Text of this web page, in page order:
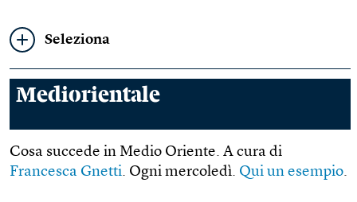
Seleziona
Mediorientale
Cosa succede in Medio Oriente. A cura di
Francesca Gnetti. Ogni mercoledì. Qui un esempio.